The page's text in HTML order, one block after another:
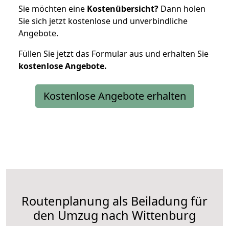
Sie möchten eine Kostenübersicht? Dann holen
Sie sich jetzt kostenlose und unverbindliche
Angebote.
Füllen Sie jetzt das Formular aus und erhalten Sie
kostenloseAngebote.
Kostenlose Angebote erhalten
Routenplanung als Beiladung für
den Umzug nach Wittenburg